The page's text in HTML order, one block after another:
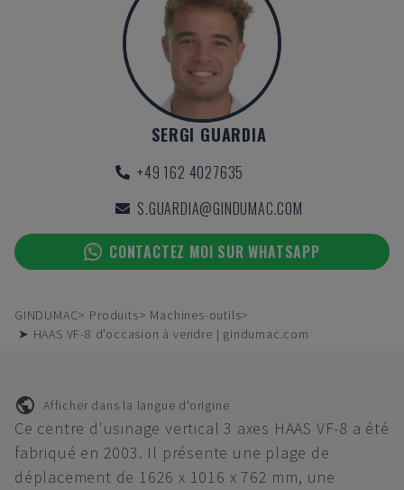
SERGI GUARDIA
+49 162 4027635
S.GUARDIA@GINDUMAC.COM
CONTACTEZ MOI SUR WHATSAPP
GINDUMAC Produits
Machines-outils
➤ HAAS VF-8 d'occasion à vendre | gindumac.com
Afficher dans la langue d'origine
Ce centre d'usinage vertical 3 axes HAAS VF-8 a été
fabriqué en 2003. Il présente une plage de
déplacement de 1626 x 1016 x 762 mm, une